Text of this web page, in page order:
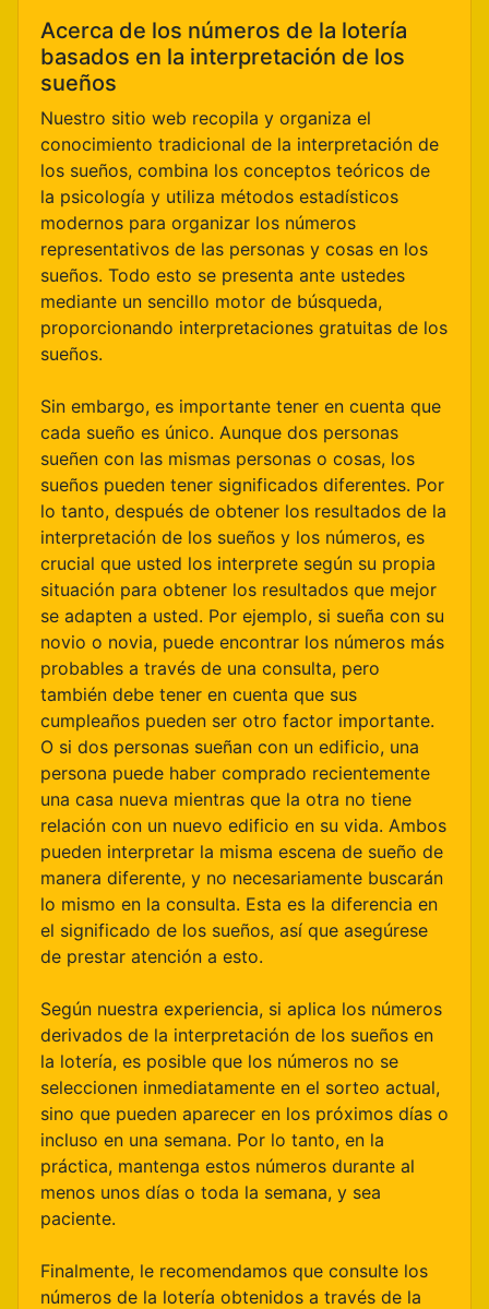
Acerca de los números de la lotería
basados en la interpretación de los
sueños
Nuestro sitio web recopila y organiza el
conocimiento tradicional de la interpretación de
los sueños, combina los conceptos teóricos de
la psicología y utiliza métodos estadísticos
modernos para organizar los números
representativos de las personas y cosas en los
sueños. Todo esto se presenta ante ustedes
mediante un sencillo motor de búsqueda,
proporcionando interpretaciones gratuitas de los
sueños.
Sin embargo, es importante tener en cuenta que
cada sueño es único. Aunque dos personas
sueñen con las mismas personas o cosas, los
sueños pueden tener significados diferentes. Por
lo tanto, después de obtener los resultados de la
interpretación de los sueños y los números, es
crucial que usted los interprete según su propia
situación para obtener los resultados que mejor
se adapten a usted. Por ejemplo, si sueña con su
novio o novia, puede encontrar los números más
probables a través de una consulta, pero
también debe tener en cuenta que sus
cumpleaños pueden ser otro factor importante.
O si dos personas sueñan con un edificio, una
persona puede haber comprado recientemente
una casa nueva mientras que la otra no tiene
relación con un nuevo edificio en su vida. Ambos
pueden interpretar la misma escena de sueño de
manera diferente, y no necesariamente buscarán
lo mismo en la consulta. Esta es la diferencia en
el significado de los sueños, así que asegúrese
de prestar atención a esto.
Según nuestra experiencia, si aplica los números
derivados de la interpretación de los sueños en
la lotería, es posible que los números no se
seleccionen inmediatamente en el sorteo actual,
sino que pueden aparecer en los próximos días o
incluso en una semana. Por lo tanto, en la
práctica, mantenga estos números durante al
menos unos días o toda la semana, y sea
paciente.
Finalmente, le recomendamos que consulte los
números de la lotería obtenidos a través de la